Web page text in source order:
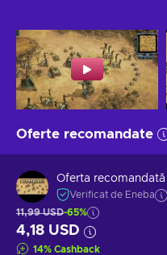
Oferte recomandate
Oferta recomandată
Verificat de Eneba
11,99 USD-65%
4,18 USD
14% Cashback